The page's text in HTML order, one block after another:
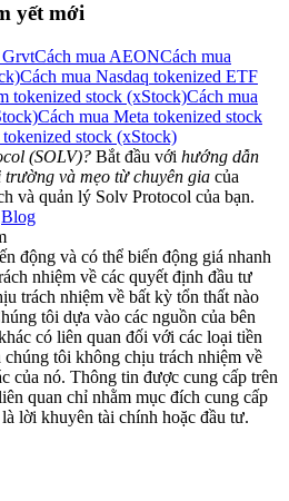
yết mới
GrvtCách mua AEONCách mua
Cách mua Nasdaq tokenized ETF
tokenized stock (xStock)Cách mua
Cách mua Meta tokenized stock
stock (xStock)
(SOLV)? Bắt đầu với hướng dẫn
và mẹo từ chuyên gia của
và quản lý Solv Protocol của bạn.
Blog
động và có thể biến động giá nhanh
nhiệm về các quyết định đầu tư
trách nhiệm về bất kỳ tổn thất nào
tôi dựa vào các nguồn của bên
có liên quan đối với các loại tiền
tôi không chịu trách nhiệm về
của nó. Thông tin được cung cấp trên
quan chỉ nhằm mục đích cung cấp
lời khuyên tài chính hoặc đầu tư.